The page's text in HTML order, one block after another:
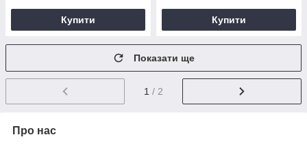
Купити Купити
Показати ще
1 / 2
Про нас